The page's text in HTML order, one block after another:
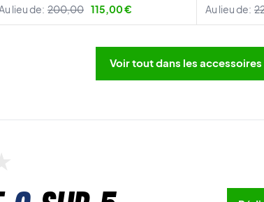
lieu de: 200,00 115,00 €
Au lieu de:
Voir tout dans les accessoires